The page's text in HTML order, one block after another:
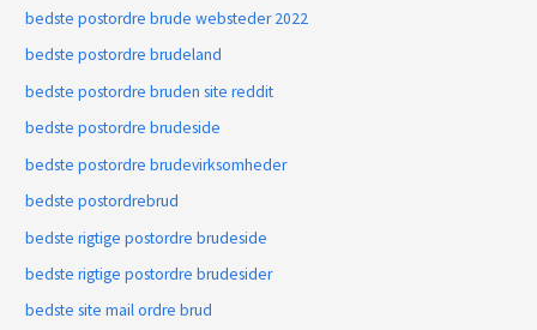
bedste postordre brude websteder 2022
bedste postordre brudeland
bedste postordre bruden site reddit
bedste postordre brudeside
bedste postordre brudevirksomheder
bedste postordrebrud
bedste rigtige postordre brudeside
bedste rigtige postordre brudesider
bedste site mail ordre brud